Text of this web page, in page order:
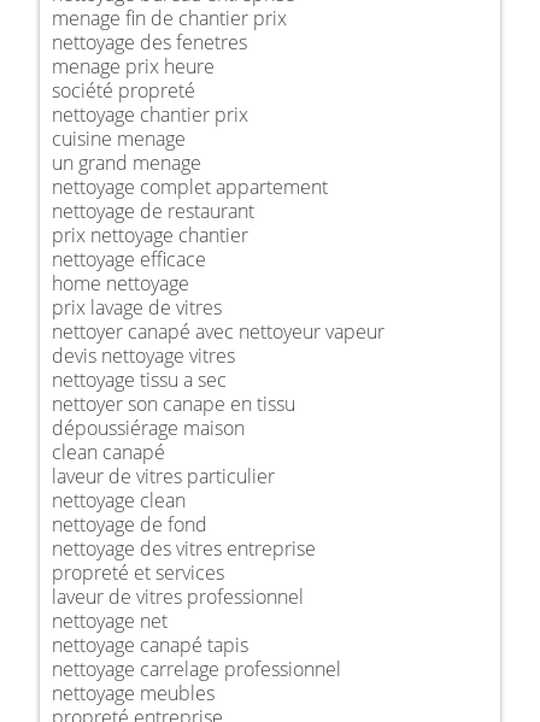
menage fin de chantier prix
nettoyage des fenetres
menage prix heure
société propreté
nettoyage chantier prix
cuisine menage
un grand menage
nettoyage complet appartement
nettoyage de restaurant
prix nettoyage chantier
nettoyage efficace
home nettoyage
prix lavage de vitres
nettoyer canapé avec nettoyeur vapeur
devis nettoyage vitres
nettoyage tissu a sec
nettoyer son canape en tissu
dépoussiérage maison
clean canapé
laveur de vitres particulier
nettoyage clean
nettoyage de fond
nettoyage des vitres entreprise
propreté et services
laveur de vitres professionnel
nettoyage net
nettoyage canapé tapis
nettoyage carrelage professionnel
nettoyage meubles
propreté entreprise